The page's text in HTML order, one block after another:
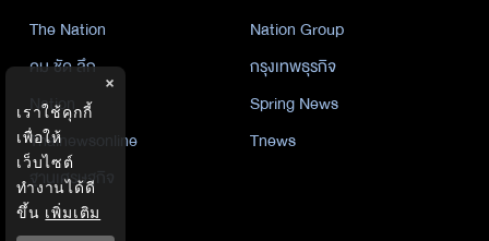
The Nation
Nation Group
คม ชัด ลึก
กรุงเทพธุรกิจ
Nation
Spring News
Thainewsonline
Tnews
ฐานเศรษฐกิจ
×
เราใช้คุกกี้
เพื่อให้
เว็บไซต์
ทำงานได้ดี
ขึ้น เพิ่มเติม